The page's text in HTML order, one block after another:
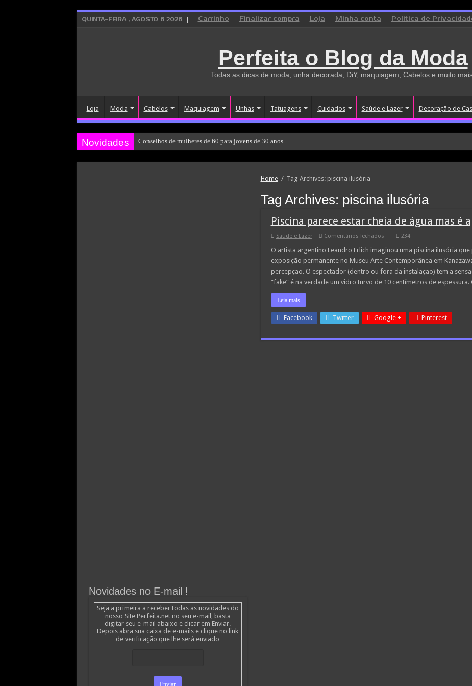
QUINTA-FEIRA , AGOSTO 6 2026 Carrinho Finalizar compra Loja Minha conta Politica de
Perfeita o Blog da Moda
Todas as dicas de moda, unha decorada, DiY, maquiagem, Cabelos e muito
Loja Moda Cabelos Maquiagem Unhas Tatuagens Cuidados Saúde e Lazer Decoração de
Novidades Conselhos de mulheres de 60 para jovens de 30 anos
Home / Tag Archives: piscina ilusória
Tag Archives: piscina ilusória
Piscina parece estar cheia de água mas é
Saúde e Lazer Comentários fechadosem
parece
estar
cheia
de
água
mas
234
O artista argentino Leandro Erlich imaginou uma piscina ilusória
exposição permanente no Museu Arte Contemporânea em
percepção. O espectador (dentro ou fora da instalação) tem a
“fake” é na verdade um vidro turvo de 10 centímetros de
Leia mais
Facebook Twitter Google + Pinterest
Novidades no E-mail !
Seja a primeira a receber todas as novidades do
nosso Site Perfeita.net no seu e-mail, basta
digitar seu e-mail abaixo e clicar em Enviar.
Depois abra sua caixa de e-mails e clique no link
de verificação que lhe será enviado